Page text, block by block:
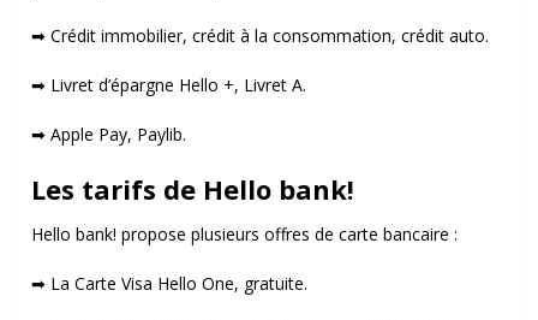
➡ Crédit immobilier, crédit à la consommation, crédit auto.
➡ Livret d’épargne Hello +, Livret A.
➡ Apple Pay, Paylib.
Les tarifs de Hello bank!
Hello bank! propose plusieurs offres de carte bancaire :
➡ La Carte Visa Hello One, gratuite.